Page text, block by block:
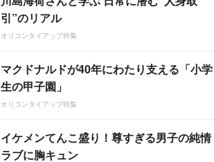
引”のリアル
オリコンタイアップ特集
マクドナルドが40年にわたり支える「小学
生の甲子園」
オリコンタイアップ特集
イケメンてんこ盛り！尊すぎる男子の純情
ラブに胸キュン